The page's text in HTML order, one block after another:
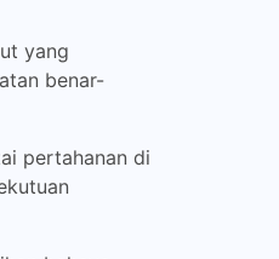
yang
benar-
pertahanan di